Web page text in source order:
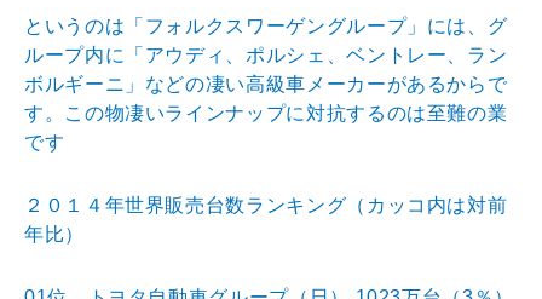
というのは「フォルクスワーゲングループ」には、グ
ループ内に「アウディ、ポルシェ、ベントレー、ラン
ボルギーニ」などの凄い高級車メーカーがあるからで
す。この物凄いラインナップに対抗するのは至難の業
です
２０１４年世界販売台数ランキング（カッコ内は対前
年比）